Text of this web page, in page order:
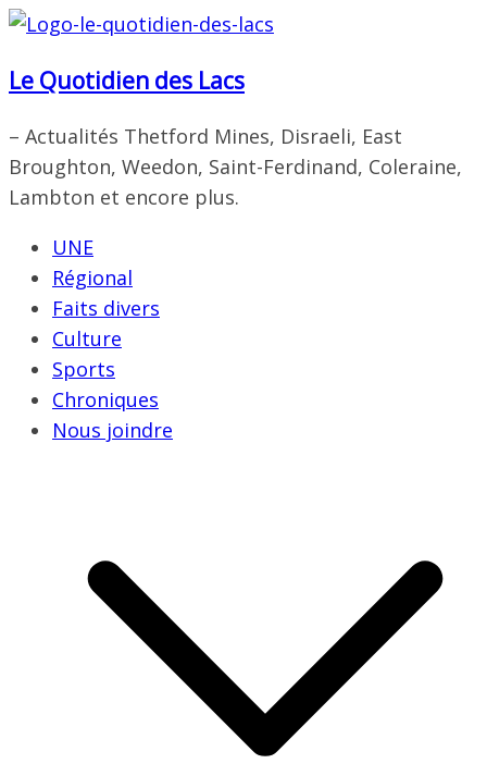
Passer
contenu
Le Quotidien des Lacs
– Actualités Thetford Mines, Disraeli, East
Broughton, Weedon, Saint-Ferdinand, Coleraine,
Lambton et encore plus.
UNE
Régional
Faits divers
Culture
Sports
Chroniques
Nous joindre